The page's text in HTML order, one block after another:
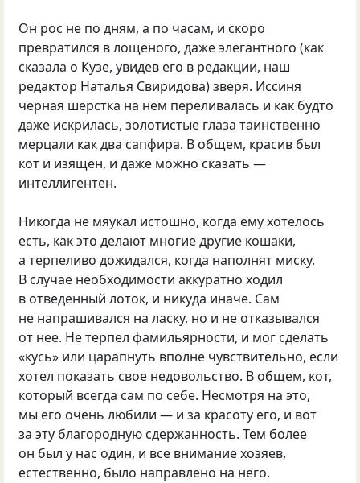
Он рос не по дням, а по часам, и скоро
превратился в лощеного, даже элегантного (как
сказала о Кузе, увидев его в редакции, наш
редактор Наталья Свиридова) зверя. Иссиня
черная шерстка на нем переливалась и как будто
даже искрилась, золотистые глаза таинственно
мерцали как два сапфира. В общем, красив был
кот и изящен, и даже можно сказать —
интеллигентен.
Никогда не мяукал истошно, когда ему хотелось
есть, как это делают многие другие кошаки,
а терпеливо дожидался, когда наполнят миску.
В случае необходимости аккуратно ходил
в отведенный лоток, и никуда иначе. Сам
не напрашивался на ласку, но и не отказывался
от нее. Не терпел фамильярности, и мог сделать
«кусь» или царапнуть вполне чувствительно, если
хотел показать свое недовольство. В общем, кот,
который всегда сам по себе. Несмотря на это,
мы его очень любили — и за красоту его, и вот
за эту благородную сдержанность. Тем более
он был у нас один, и все внимание хозяев,
естественно, было направлено на него.